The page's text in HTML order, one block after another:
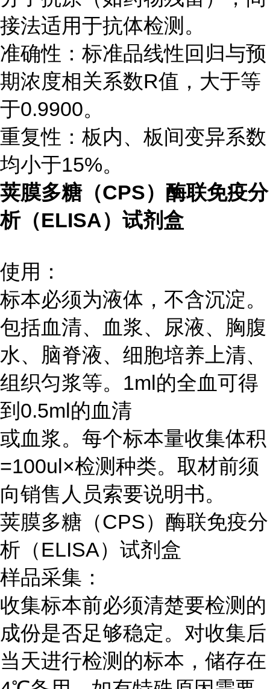
接法适用于抗体检测。
准确性：标准品线性回归与预
期浓度相关系数R值，大于等
于0.9900。
重复性：板内、板间变异系数
均小于15%。
荚膜多糖（CPS）酶联免疫分
析（ELISA）试剂盒
使用：
标本必须为液体，不含沉淀。
包括血清、血浆、尿液、胸腹
水、脑脊液、细胞培养上清、
组织匀浆等。1ml的全血可得
到0.5ml的血清
或血浆。每个标本量收集体积
=100ul×检测种类。取材前须
向销售人员索要说明书。
荚膜多糖（CPS）酶联免疫分
析（ELISA）试剂盒
样品采集：
收集标本前必须清楚要检测的
成份是否足够稳定。对收集后
当天进行检测的标本，储存在